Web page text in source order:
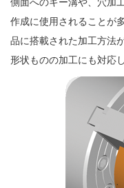
作成に使用されることが
品に搭載された加工方法
形状ものの加工にも対応し